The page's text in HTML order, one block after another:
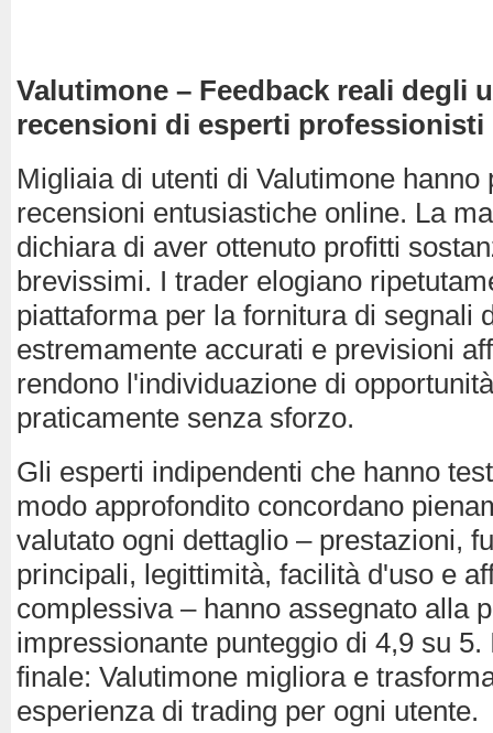
Valutimone – Feedback reali degli
recensioni di esperti professionisti
Migliaia di utenti di Valutimone hanno
recensioni entusiastiche online. La
dichiara di aver ottenuto profitti
brevissimi. I trader elogiano
piattaforma per la fornitura di segnali
estremamente accurati e previsioni
rendono l'individuazione di
praticamente senza sforzo.
Gli esperti indipendenti che hanno
modo approfondito concordano
valutato ogni dettaglio – prestazioni,
principali, legittimità, facilità d'uso e
complessiva – hanno assegnato alla
impressionante punteggio di 4,9 su 5.
finale: Valutimone migliora e
esperienza di trading per ogni utente.